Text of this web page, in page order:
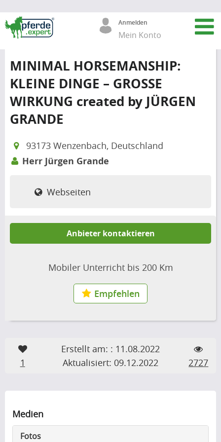
Anmelden
Mein Konto
MINIMAL HORSEMANSHIP:
KLEINE DINGE – GROSSE
WIRKUNG created by JÜRGEN
GRANDE
93173 Wenzenbach, Deutschland
Herr Jürgen Grande
Webseiten
Anbieter kontaktieren
Mobiler Unterricht bis 200 Km
Empfehlen
1
Erstellt am: : 11.08.2022
Aktualisiert: 09.12.2022
2727
Medien
Fotos